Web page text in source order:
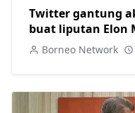
Twitter gantung
buat liputan Elon
Borneo Network